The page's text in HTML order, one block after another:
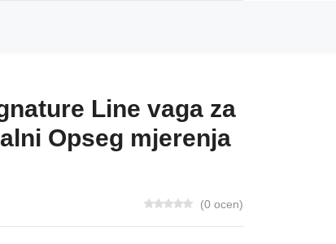
Line vaga za
Opseg mjerenja
(0 ocen)